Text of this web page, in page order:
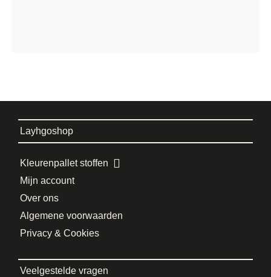
Layhgoshop
Kleurenpallet stoffen
Mijn account
Over ons
Algemene voorwaarden
Privacy & Cookies
Veelgestelde vragen